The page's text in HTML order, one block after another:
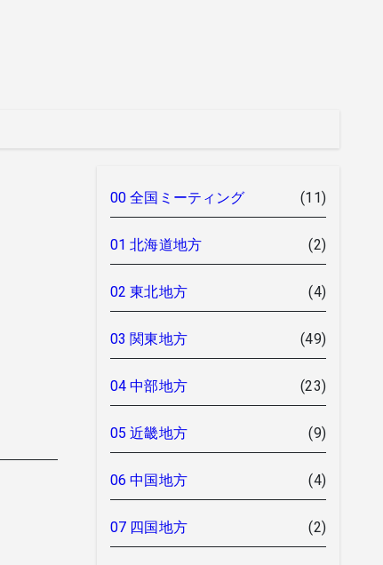
00 全国ミーティング (11)
01 北海道地方 (2)
02 東北地方 (4)
03 関東地方 (49)
04 中部地方 (23)
05 近畿地方 (9)
06 中国地方 (4)
07 四国地方 (2)